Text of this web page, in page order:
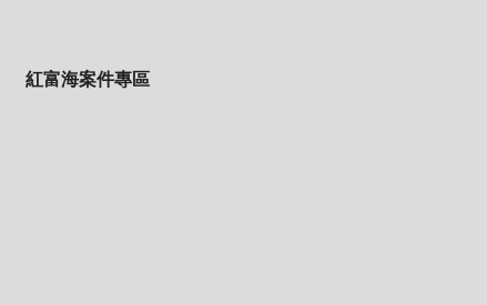
紅富海案件專區